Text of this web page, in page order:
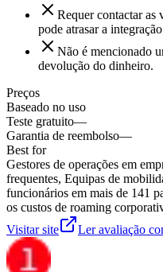
Requer contactar as
pode atrasar a
Não é mencionado
devolução do dinheiro.
Preços
Baseado no uso
Teste gratuito—
Garantia de reembolso—
Best for
Gestores de operações em
frequentes, Equipas de
funcionários em mais de 141
os custos de roaming
Visitar site
Ler avaliação